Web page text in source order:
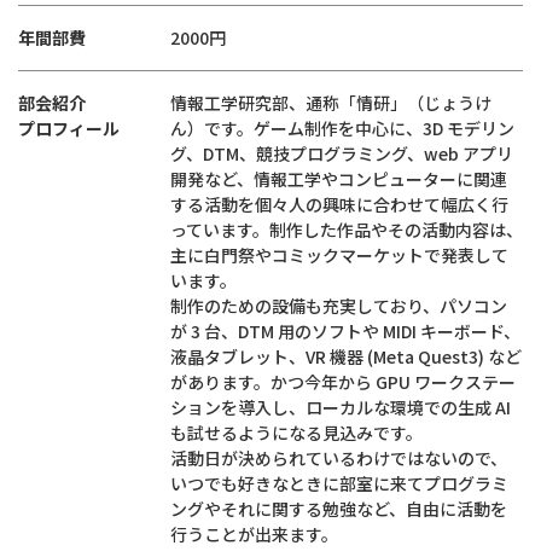
年間部費 2000円
部会紹介
プロフィール
情報工学研究部、通称「情研」（じょうけ
ん）です。ゲーム制作を中心に、3D モデリン
グ、DTM、競技プログラミング、web アプリ
開発など、情報工学やコンピューターに関連
する活動を個々人の興味に合わせて幅広く行
っています。制作した作品やその活動内容は、
主に白門祭やコミックマーケットで発表して
います。
制作のための設備も充実しており、パソコン
が 3 台、DTM 用のソフトや MIDI キーボード、
液晶タブレット、VR 機器 (Meta Quest3) など
があります。かつ今年から GPU ワークステー
ションを導入し、ローカルな環境での生成 AI
も試せるようになる見込みです。
活動日が決められているわけではないので、
いつでも好きなときに部室に来てプログラミ
ングやそれに関する勉強など、自由に活動を
行うことが出来ます。